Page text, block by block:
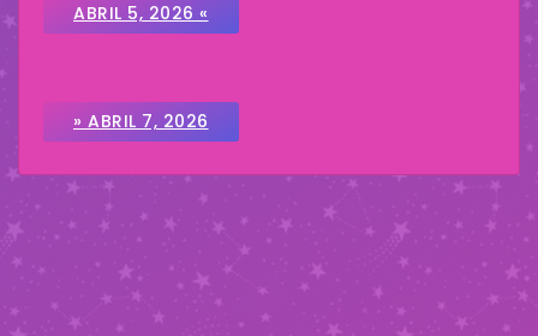
ABRIL 5, 2026 «
» ABRIL 7, 2026